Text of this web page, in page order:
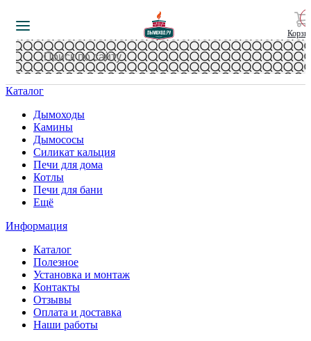
Каталог
Дымоходы
Камины
Дымососы
Силикат кальция
Печи для дома
Котлы
Печи для бани
Ещё
Информация
Каталог
Полезное
Установка и монтаж
Контакты
Отзывы
Оплата и доставка
Наши работы